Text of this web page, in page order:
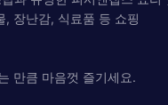
, 장난감, 식료품 등 쇼핑
만큼 마음껏 즐기세요.